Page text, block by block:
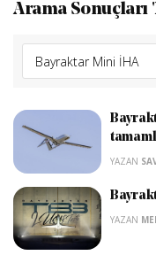
Arama Sonuçları
YAZAN
YAZAN